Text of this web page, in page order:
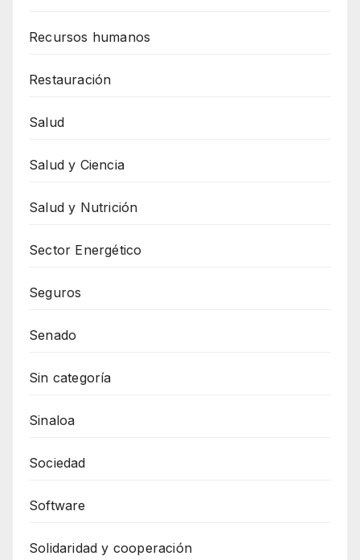
Recursos humanos
Restauración
Salud
Salud y Ciencia
Salud y Nutrición
Sector Energético
Seguros
Senado
Sin categoría
Sinaloa
Sociedad
Software
Solidaridad y cooperación